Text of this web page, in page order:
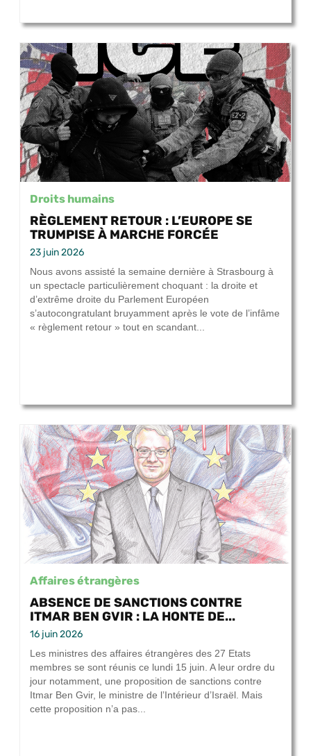
Droits humains
RÈGLEMENT RETOUR : L’EUROPE SE
TRUMPISE À MARCHE FORCÉE
23 juin 2026
Nous avons assisté la semaine dernière à Strasbourg à
un spectacle particulièrement choquant : la droite et
d’extrême droite du Parlement Européen
s’autocongratulant bruyamment après le vote de l’infâme
« règlement retour » tout en scandant...
Affaires étrangères
ABSENCE DE SANCTIONS CONTRE
ITMAR BEN GVIR : LA HONTE DE...
16 juin 2026
Les ministres des affaires étrangères des 27 Etats
membres se sont réunis ce lundi 15 juin. A leur ordre du
jour notamment, une proposition de sanctions contre
Itmar Ben Gvir, le ministre de l’Intérieur d’Israël. Mais
cette proposition n’a pas...